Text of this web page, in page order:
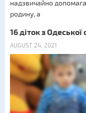
надзвичайно
родину, а
16 діток з Одеської
AUGUST 24, 2021